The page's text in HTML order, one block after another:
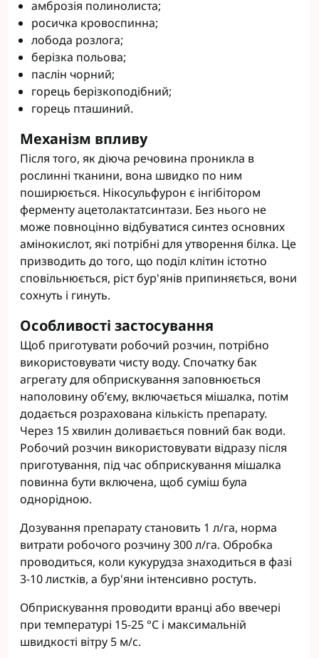
амброзія полинолиста;
росичка кровоспинна;
лобода розлога;
берізка польова;
паслін чорний;
горець берізкоподібний;
горець пташиний.
Механізм впливу
Після того, як діюча речовина проникла в
рослинні тканини, вона швидко по ним
поширюється. Нікосульфурон є інгібітором
ферменту ацетолактатсинтази. Без нього не
може повноцінно відбуватися синтез основних
амінокислот, які потрібні для утворення білка. Це
призводить до того, що поділ клітин істотно
сповільнюється, ріст бур'янів припиняється, вони
сохнуть і гинуть.
Особливості застосування
Щоб приготувати робочий розчин, потрібно
використовувати чисту воду. Спочатку бак
агрегату для обприскування заповнюється
наполовину об’єму, включається мішалка, потім
додається розрахована кількість препарату.
Через 15 хвилин доливається повний бак води.
Робочий розчин використовувати відразу після
приготування, під час обприскування мішалка
повинна бути включена, щоб суміш була
однорідною.
Дозування препарату становить 1 л/га, норма
витрати робочого розчину 300 л/га. Обробка
проводиться, коли кукурудза знаходиться в фазі
3-10 листків, а бур'яни інтенсивно ростуть.
Обприскування проводити вранці або ввечері
при температурі 15-25 °С і максимальній
швидкості вітру 5 м/с.